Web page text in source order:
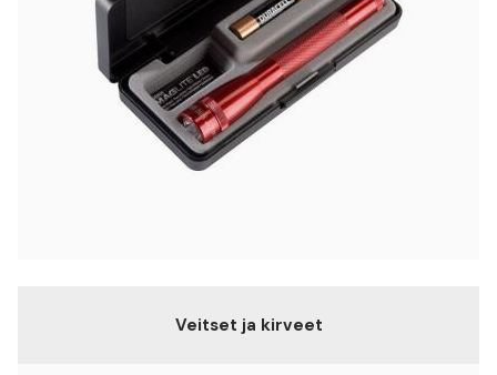
Veitset ja kirveet